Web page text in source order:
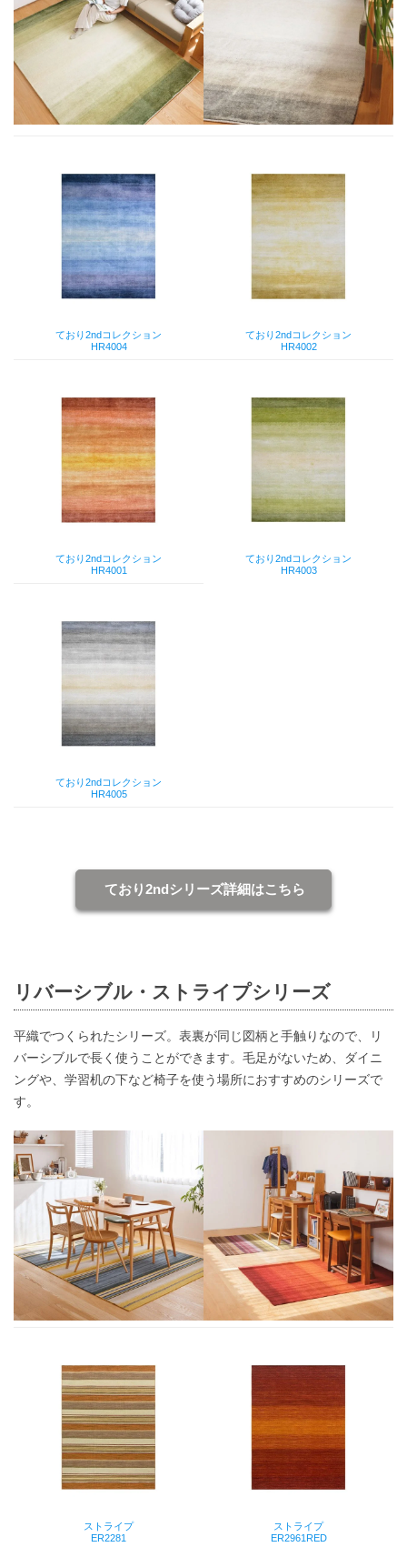
ており2ndコレクション
HR4004
ており2ndコレクション
HR4002
ており2ndコレクション
HR4001
ており2ndコレクション
HR4003
ており2ndコレクション
HR4005
ており2ndシリーズ詳細はこちら
リバーシブル・ストライプシリーズ
平織でつくられたシリーズ。表裏が同じ図柄と手触りなので、リ
バーシブルで長く使うことができます。毛足がないため、ダイニ
ングや、学習机の下など椅子を使う場所におすすめのシリーズで
す。
ストライプ
ER2281
ストライプ
ER2961RED